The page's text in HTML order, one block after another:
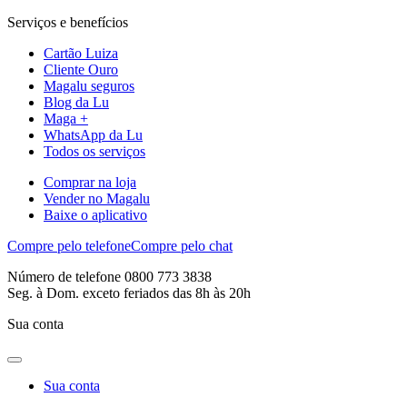
Serviços e benefícios
Cartão Luiza
Cliente Ouro
Magalu seguros
Blog da Lu
Maga +
WhatsApp da Lu
Todos os serviços
Comprar na loja
Vender no Magalu
Baixe o aplicativo
Compre pelo telefoneCompre pelo chat
Número de telefone 0800 773 3838
Seg. à Dom. exceto feriados das 8h às 20h
Sua conta
Sua conta